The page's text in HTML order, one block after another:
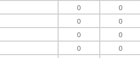
0 0
0 0
0 0
0 0